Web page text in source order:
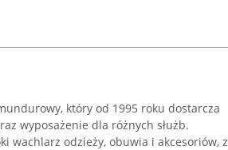
który od 1995 roku dostarcza
wyposażenie dla różnych służb.
wachlarz odzieży, obuwia i akcesoriów, z